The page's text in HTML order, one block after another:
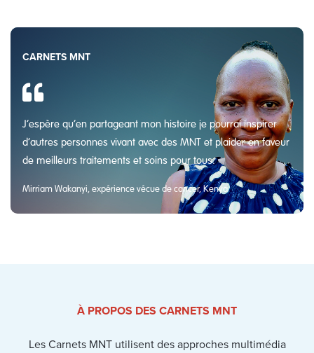
CARNETS MNT
J’espère qu’en partageant mon histoire je pourrai inspirer
d’autres personnes vivant avec des MNT et plaider en faveur
de meilleurs traitements et soins pour tous.
Mirriam Wakanyi, expérience vécue de cancer, Kenya
À PROPOS DES CARNETS MNT
Les Carnets MNT utilisent des approches multimédia